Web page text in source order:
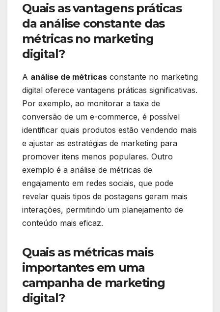
Quais as vantagens práticas
da análise constante das
métricas no marketing
digital?
A análise de métricas constante no marketing
digital oferece vantagens práticas significativas.
Por exemplo, ao monitorar a taxa de
conversão de um e-commerce, é possível
identificar quais produtos estão vendendo mais
e ajustar as estratégias de marketing para
promover itens menos populares. Outro
exemplo é a análise de métricas de
engajamento em redes sociais, que pode
revelar quais tipos de postagens geram mais
interações, permitindo um planejamento de
conteúdo mais eficaz.
Quais as métricas mais
importantes em uma
campanha de marketing
digital?